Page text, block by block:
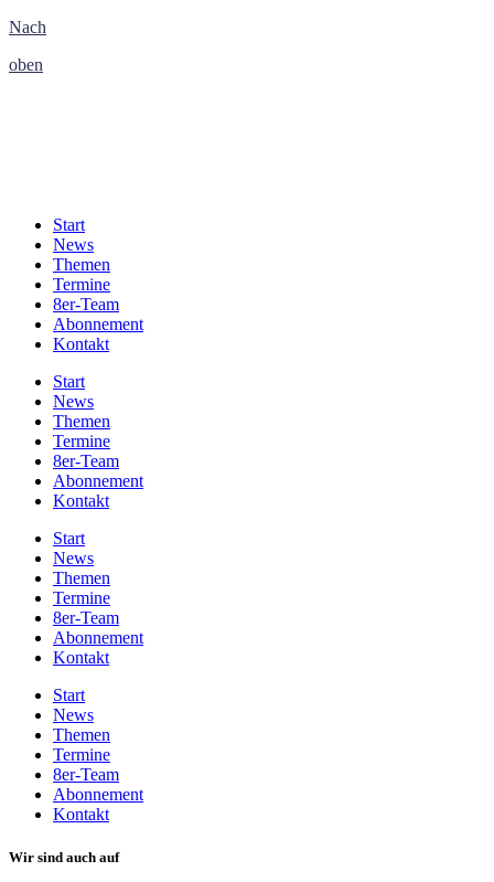
Nach
oben
Start
News
Themen
Termine
8er-Team
Abonnement
Kontakt
Start
News
Themen
Termine
8er-Team
Abonnement
Kontakt
Start
News
Themen
Termine
8er-Team
Abonnement
Kontakt
Start
News
Themen
Termine
8er-Team
Abonnement
Kontakt
Wir sind auch auf